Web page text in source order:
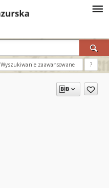
Wyszukiwanie zaawansowane ?